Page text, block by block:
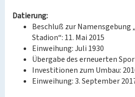
Datierung:
Beschluß zur Namensgebung
Stadion“: 11. Mai 2015
Einweihung: Juli 1930
Übergabe des erneuerten
Investitionen zum Umbau:
Einweihung: 3. September